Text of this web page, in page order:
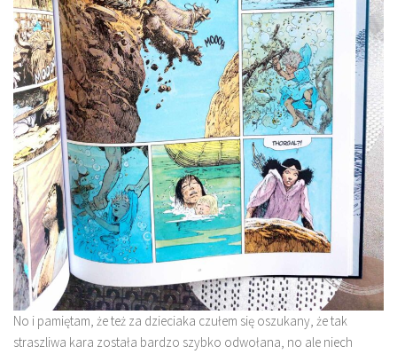
No i pamiętam, że też za dzieciaka czułem się oszukany, że tak
straszliwa kara została bardzo szybko odwołana, no ale niech